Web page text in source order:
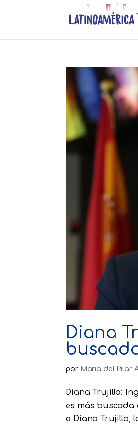
Diana
por Maria del Pilar
Diana Trujillo:
es más buscada
a Diana Trujillo,